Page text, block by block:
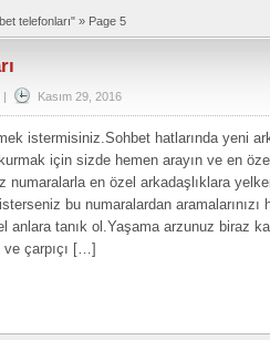
telefonları" » Page 5
| Kasım 29, 2016
istermisiniz.Sohbet hatlarında yeni
için sizde hemen arayın ve en
numaralarla en özel arkadaşlıklara
bu numaralardan aramalarınızı
anlara tanık ol.Yaşama arzunuz biraz
ve çarpıçı […]